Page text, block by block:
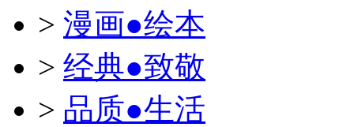
> 漫画●绘本
> 经典●致敬
> 品质●生活